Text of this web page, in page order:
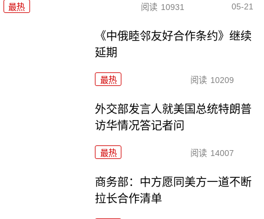
最热 阅读 10931 05-21
《中俄睦邻友好合作条约》继续
延期
最热 阅读 10209
外交部发言人就美国总统特朗普
访华情况答记者问
最热 阅读 14007
商务部：中方愿同美方一道不断
拉长合作清单